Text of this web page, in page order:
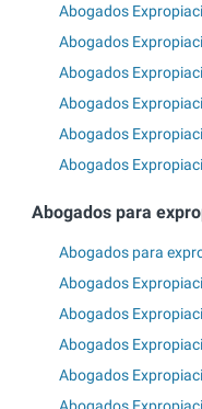
Abogados
Abogados
Abogados
Abogados
Abogados
Abogados
Abogados para
Abogados para
Abogados
Abogados
Abogados
Abogados